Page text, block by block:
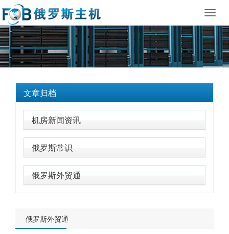
文章归档
机房新闻资讯
俄罗斯常识
俄罗斯外贸通
俄罗斯外贸通